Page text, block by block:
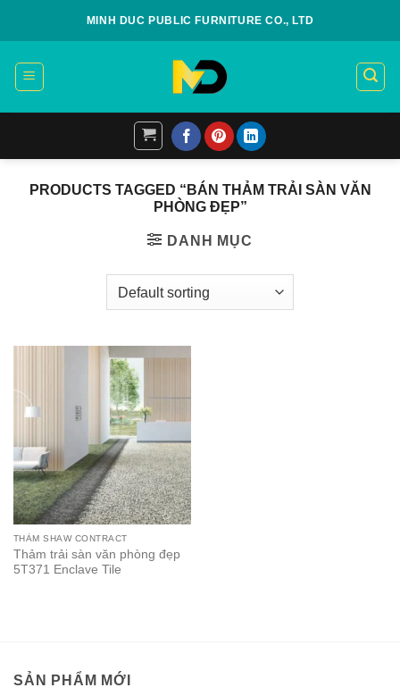
MINH DUC PUBLIC FURNITURE CO., LTD
PRODUCTS TAGGED “BÁN THẢM TRẢI SÀN VĂN
PHÒNG ĐẸP”
DANH MỤC
THẢM SHAW CONTRACT
Thảm trải sàn văn phòng đẹp
5T371 Enclave Tile
SẢN PHẨM MỚI